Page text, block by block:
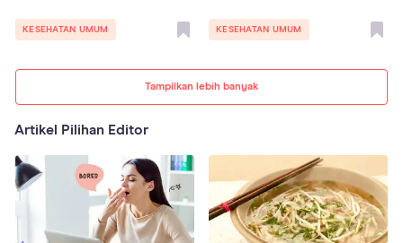
Tampilkan lebih banyak
KESEHATAN UMUM KESEHATAN UMUM
Artikel Pilihan Editor